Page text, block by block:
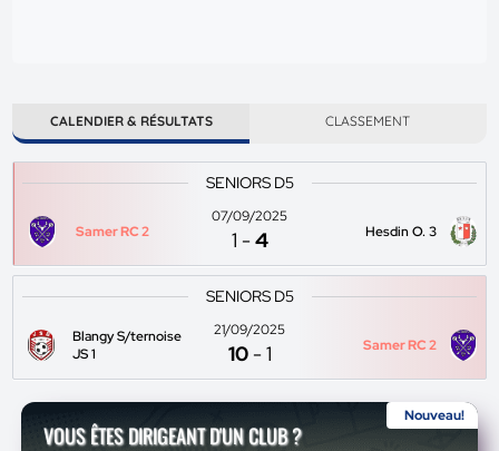
CALENDIER & RÉSULTATS CLASSEMENT
SENIORS D5
Samer RC 2
07/09/2025
1 -4 Hesdin O. 3
SENIORS D5
Blangy S/ternoise
JS 1
21/09/2025
10 -1 Samer RC 2
Nouveau!
VOUS ÊTES DIRIGEANT D'UN CLUB ?